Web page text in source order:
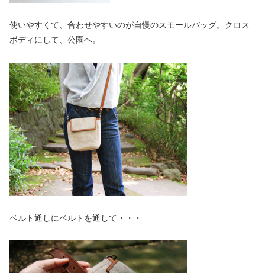
使いやすくて、合わせやすいのが自慢のスモールバッグ。クロス
ボディにして、公園へ。
ベルト通しにベルトを通して・・・